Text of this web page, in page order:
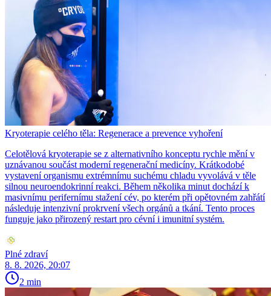
Kryoterapie celého těla: Regenerace a prevence vyhoření
Celotělová kryoterapie se z alternativního konceptu rychle mění v
uznávanou součást moderní regenerační medicíny. Krátkodobé
vystavení organismu extrémnímu suchému chladu vyvolává v těle
silnou neuroendokrinní reakci. Během několika minut dochází k
masivnímu perifernímu stažení cév, po kterém při opětovném zahřátí
následuje intenzivní prokrvení všech orgánů a tkání. Tento proces
funguje jako přirozený restart pro cévní i imunitní systém.
Plné zdraví
8. 8. 2026, 20:07
2 min